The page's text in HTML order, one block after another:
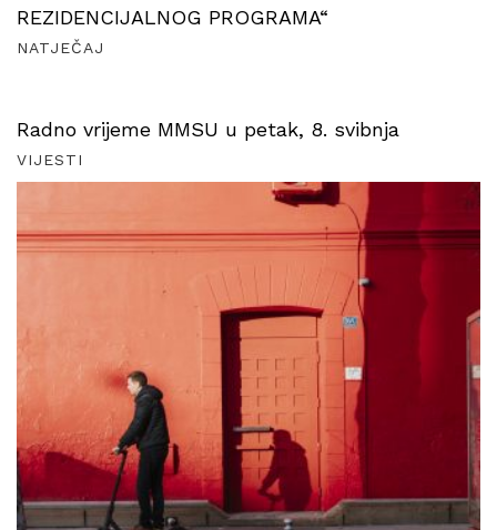
REZIDENCIJALNOG PROGRAMA“
NATJEČAJ
Radno vrijeme MMSU u petak, 8. svibnja
VIJESTI